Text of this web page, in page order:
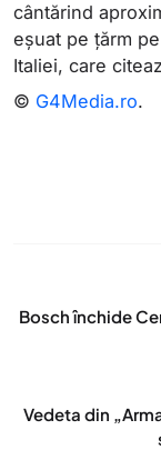
cântărind
eșuat pe țărm
Italiei, care
© G4Media.ro.
Bosch închide
Vedeta din